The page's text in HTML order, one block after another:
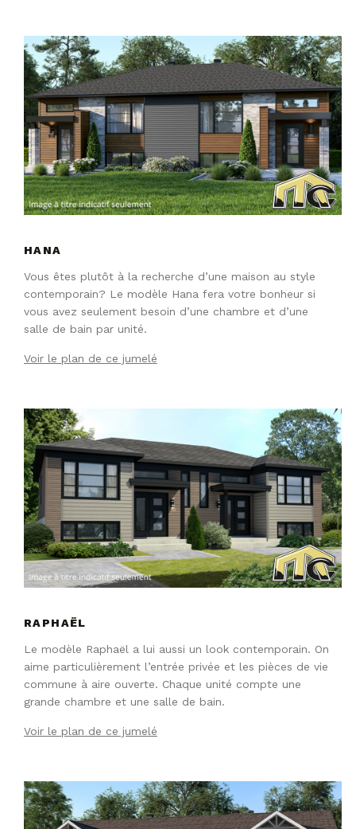
HANA
Vous êtes plutôt à la recherche d’une maison au style
contemporain? Le modèle Hana fera votre bonheur si
vous avez seulement besoin d’une chambre et d’une
salle de bain par unité.
Voir le plan de ce jumelé
RAPHAËL
Le modèle Raphaël a lui aussi un look contemporain. On
aime particulièrement l’entrée privée et les pièces de vie
commune à aire ouverte. Chaque unité compte une
grande chambre et une salle de bain.
Voir le plan de ce jumelé